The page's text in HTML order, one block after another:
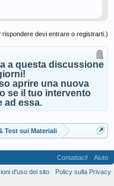
rispondere devi entrare o registrarti.)
a questa discussione
aprire una nuova
se il tuo intervento
ad essa.
Test sui Materiali
Contattaci!
Aiuto
d'uso del sito
Policy sulla Privacy